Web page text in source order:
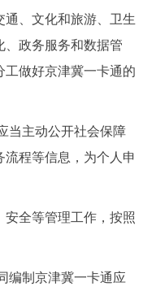
、文化和旅游、卫生
、政务服务和数据管
做好京津冀一卡通的
主动公开社会保障
程等信息，为个人申
全等管理工作，按照
制京津冀一卡通应